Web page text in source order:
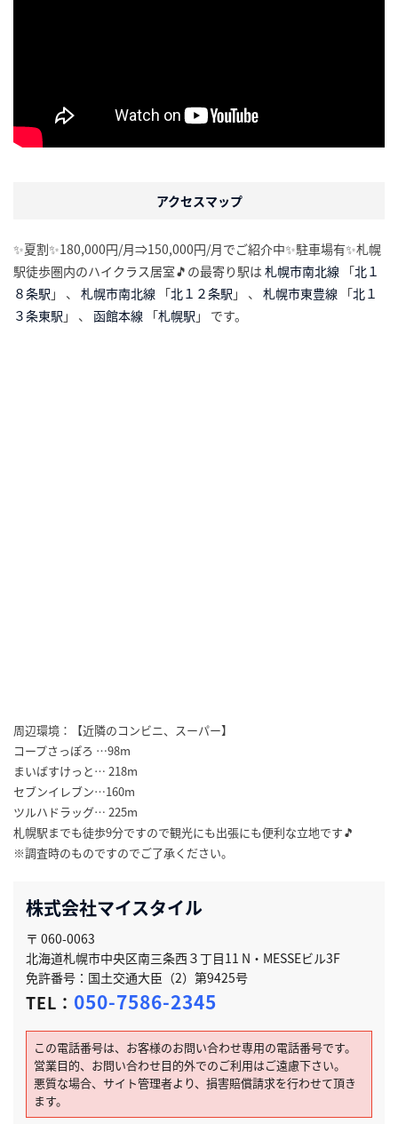
アクセスマップ
✨夏割✨180,000円/月⇒150,000円/月でご紹介中✨駐車場有✨札幌
駅徒歩圏内のハイクラス居室🎵の最寄り駅は 札幌市南北線 「北１
８条駅 」 、 札幌市南北線 「北１２条駅 」 、 札幌市東豊線 「北１
３条東駅 」 、 函館本線 「札幌駅 」 です。
周辺環境：【近隣のコンビニ、スーパー】
コープさっぽろ …98m
まいばすけっと… 218m
セブンイレブン…160m
ツルハドラッグ… 225m
札幌駅までも徒歩9分ですので観光にも出張にも便利な立地です🎵
※調査時のものですのでご了承ください。
株式会社マイスタイル
〒 060-0063
北海道札幌市中央区南三条西３丁目11 N・MESSEビル3F
免許番号：国土交通大臣（2）第9425号
TEL： 050-7586-2345
この電話番号は、お客様のお問い合わせ専用の電話番号です。
営業目的、お問い合わせ目的外でのご利用はご遠慮下さい。
悪質な場合、サイト管理者より、損害賠償請求を行わせて頂き
ます。